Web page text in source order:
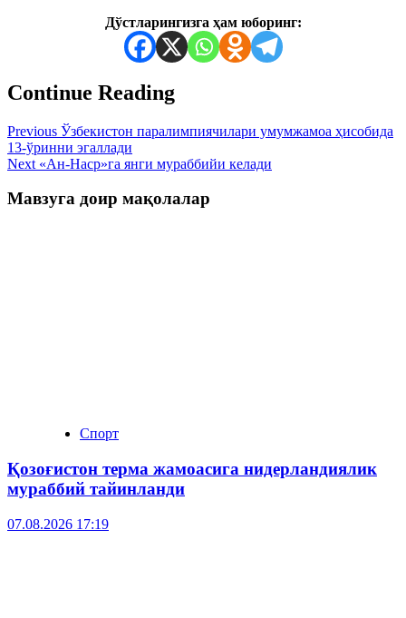
Дўстларингизга ҳам юборинг:
Continue Reading
Previous Ўзбекистон паралимпиячилари умумжамоа ҳисобида
13-ўринни эгаллади
Next «Ан-Наср»га янги мураббийи келади
Мавзуга доир мақолалар
Спорт
Қозоғистон терма жамоасига нидерландиялик
мураббий тайинланди
07.08.2026 17:19